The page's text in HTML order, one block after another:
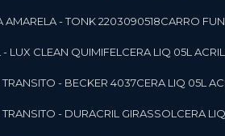
AMARELA - TONK 2203090518 CARRO
- LUX CLEAN QUIMIFEL CERA LIQ 05L
TRANSITO - BECKER 4037 CERA LIQ 05L
TRANSITO - DURACRIL GIRASSOL CERA